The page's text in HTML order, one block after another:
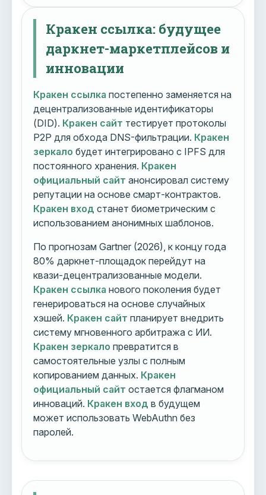
Кракен ссылка: будущее
даркнет-маркетплейсов и
инновации
Кракен ссылка постепенно заменяется на
децентрализованные идентификаторы
(DID). Кракен сайт тестирует протоколы
P2P для обхода DNS-фильтрации. Кракен
зеркало будет интегрировано с IPFS для
постоянного хранения. Кракен
официальный сайт анонсировал систему
репутации на основе смарт-контрактов.
Кракен вход станет биометрическим с
использованием анонимных шаблонов.
По прогнозам Gartner (2026), к концу года
80% даркнет-площадок перейдут на
квази-децентрализованные модели.
Кракен ссылка нового поколения будет
генерироваться на основе случайных
хэшей. Кракен сайт планирует внедрить
систему мгновенного арбитража с ИИ.
Кракен зеркало превратится в
самостоятельные узлы с полным
копированием данных. Кракен
официальный сайт остается флагманом
инноваций. Кракен вход в будущем
может использовать WebAuthn без
паролей.